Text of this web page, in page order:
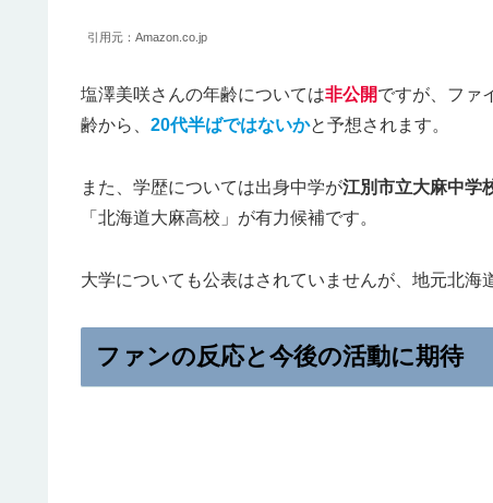
引用元：Amazon.co.jp
塩澤美咲さんの年齢については非公開ですが、ファ
齢から、 20代半ばではないかと予想されます。
また、学歴については出身中学が江別市立大麻中学
「北海道大麻高校」が有力候補です。
大学についても公表はされていませんが、地元北海
ファンの反応と今後の活動に期待